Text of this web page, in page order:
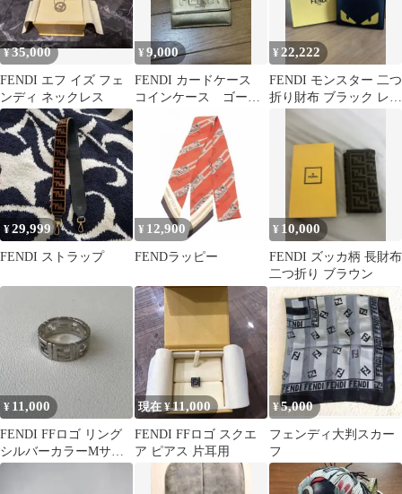
¥35,000
FENDI エフ イズ フェ
ンディ ネックレス
¥9,000
FENDI カードケース
コインケース ゴール
¥ 22,222
FENDI モンスター 二つ
折り財布 ブラック レッ
¥29,999
FENDI ストラップ
¥ 12,900
FENDラッピー
¥ 10,000
FENDI ズッカ柄 長財布
二つ折り ブラウン
¥ 11,000
FENDI FFロゴ リング
シルバーカラーMサイ
ズ
現在 ¥11,000
FENDI FFロゴ スクエ
ア ピアス 片耳用
¥5,000
フェンディ大判スカー
フ